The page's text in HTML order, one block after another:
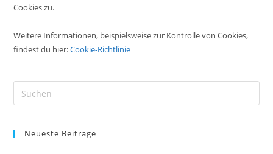
Cookies zu.
Weitere Informationen, beispielsweise zur Kontrolle von Cookies,
findest du hier:Cookie-Richtlinie
Neueste Beiträge